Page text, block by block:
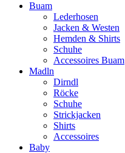
Buam
Lederhosen
Jacken & Westen
Hemden & Shirts
Schuhe
Accessoires Buam
Madln
Dirndl
Röcke
Schuhe
Strickjacken
Shirts
Accessoires
Baby